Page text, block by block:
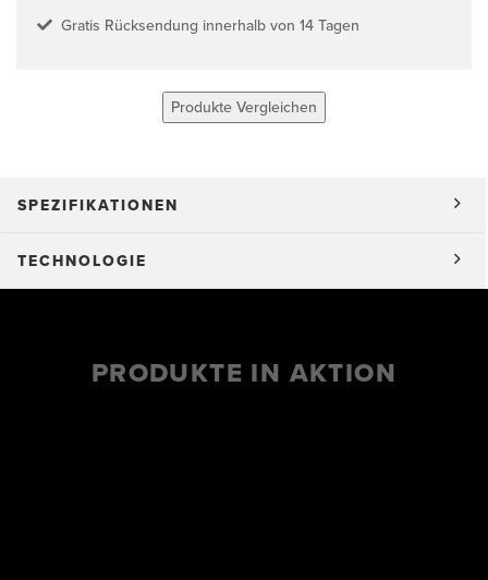
Gratis Rücksendung innerhalb von 14 Tagen
Produkte Vergleichen
SPEZIFIKATIONEN
TECHNOLOGIE
PRODUKTE IN AKTION